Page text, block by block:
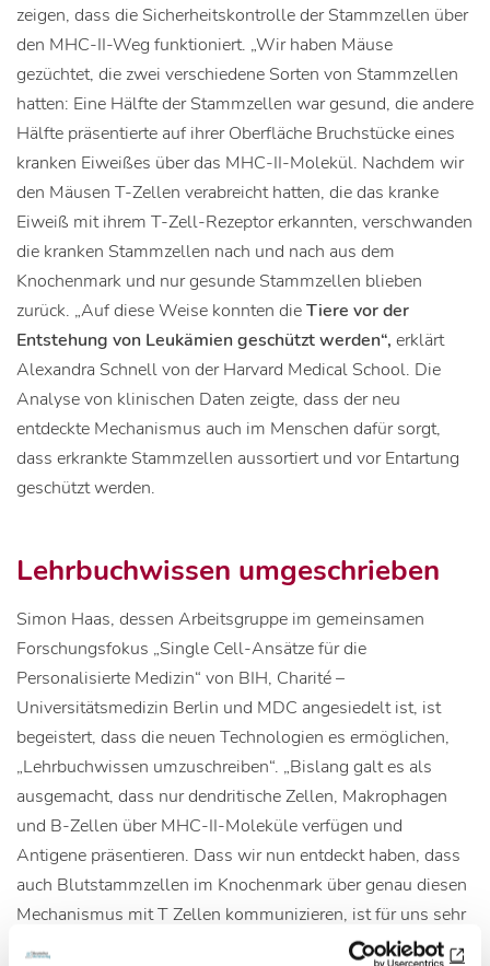
zeigen, dass die Sicherheitskontrolle der Stammzellen über
den MHC-II-Weg funktioniert. „Wir haben Mäuse
gezüchtet, die zwei verschiedene Sorten von Stammzellen
hatten: Eine Hälfte der Stammzellen war gesund, die andere
Hälfte präsentierte auf ihrer Oberfläche Bruchstücke eines
kranken Eiweißes über das MHC-II-Molekül. Nachdem wir
den Mäusen T-Zellen verabreicht hatten, die das kranke
Eiweiß mit ihrem T-Zell-Rezeptor erkannten, verschwanden
die kranken Stammzellen nach und nach aus dem
Knochenmark und nur gesunde Stammzellen blieben
zurück. „Auf diese Weise konnten dieTiere vor der
Entstehung von Leukämien geschützt werden“, erklärt
Alexandra Schnell von der Harvard Medical School. Die
Analyse von klinischen Daten zeigte, dass der neu
entdeckte Mechanismus auch im Menschen dafür sorgt,
dass erkrankte Stammzellen aussortiert und vor Entartung
geschützt werden.
Lehrbuchwissen umgeschrieben
Simon Haas, dessen Arbeitsgruppe im gemeinsamen
Forschungsfokus „Single Cell-Ansätze für die
Personalisierte Medizin“ von BIH, Charité –
Universitätsmedizin Berlin und MDC angesiedelt ist, ist
begeistert, dass die neuen Technologien es ermöglichen,
„Lehrbuchwissen umzuschreiben“. „Bislang galt es als
ausgemacht, dass nur dendritische Zellen, Makrophagen
und B-Zellen über MHC-II-Moleküle verfügen und
Antigene präsentieren. Dass wir nun entdeckt haben, dass
auch Blutstammzellen im Knochenmark über genau diesen
Mechanismus mit T Zellen kommunizieren, ist für uns sehr
überraschend und vermutlich auch für die Mehrzahl unserer